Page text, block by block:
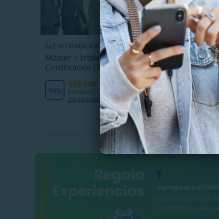
AULAFORMACIÓN BUSINESS SCHOOL
Máster + Triple Titulación y
Certificación Universitaria
98% Últimas unidades
$69.990
$2.850.000
CHUCK
Tarjeta
Chuck
8.7
41%